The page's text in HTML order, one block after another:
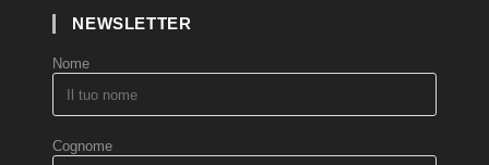
NEWSLETTER
Nome
Cognome